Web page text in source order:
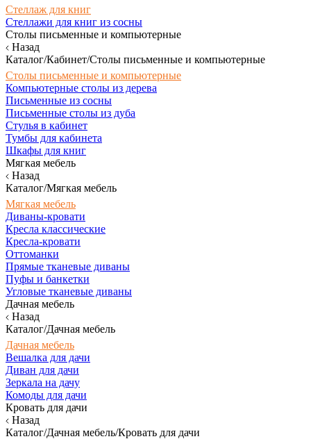
Стеллаж для книг
Стеллажи для книг из сосны
Столы письменные и компьютерные
Назад
Каталог/Кабинет/Столы письменные и компьютерные
Столы письменные и компьютерные
Компьютерные столы из дерева
Письменные из сосны
Письменные столы из дуба
Стулья в кабинет
Тумбы для кабинета
Шкафы для книг
Мягкая мебель
Назад
Каталог/Мягкая мебель
Мягкая мебель
Диваны-кровати
Кресла классические
Кресла-кровати
Оттоманки
Прямые тканевые диваны
Пуфы и банкетки
Угловые тканевые диваны
Дачная мебель
Назад
Каталог/Дачная мебель
Дачная мебель
Вешалка для дачи
Диван для дачи
Зеркала на дачу
Комоды для дачи
Кровать для дачи
Назад
Каталог/Дачная мебель/Кровать для дачи